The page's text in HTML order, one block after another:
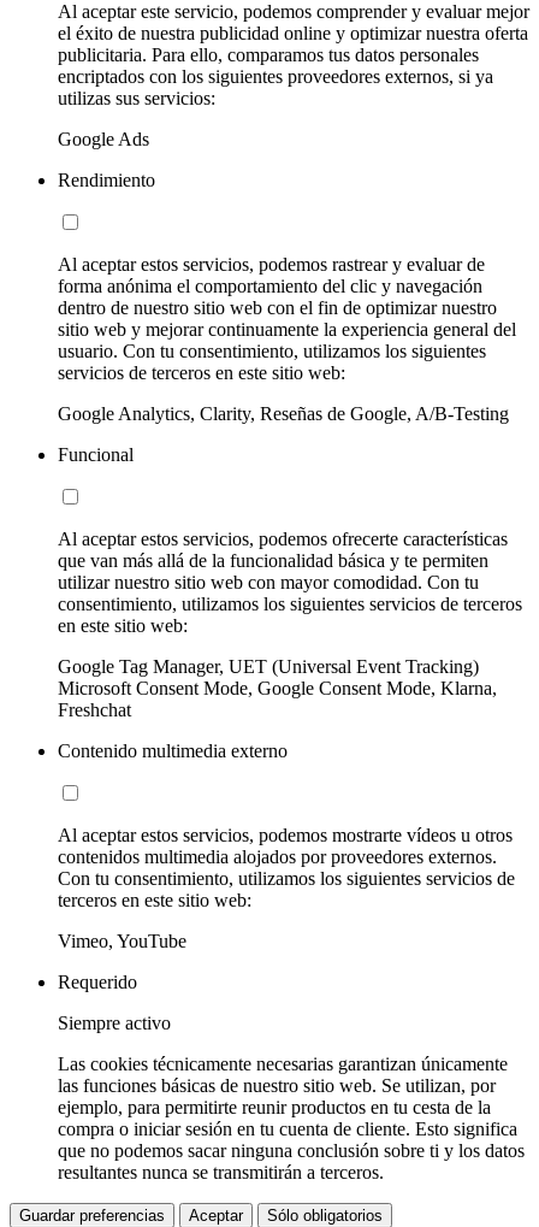
Al aceptar este servicio, podemos comprender y evaluar mejor
el éxito de nuestra publicidad online y optimizar nuestra oferta
publicitaria. Para ello, comparamos tus datos personales
encriptados con los siguientes proveedores externos, si ya
utilizas sus servicios:
Google Ads
Rendimiento
Al aceptar estos servicios, podemos rastrear y evaluar de
forma anónima el comportamiento del clic y navegación
dentro de nuestro sitio web con el fin de optimizar nuestro
sitio web y mejorar continuamente la experiencia general del
usuario. Con tu consentimiento, utilizamos los siguientes
servicios de terceros en este sitio web:
Google Analytics, Clarity, Reseñas de Google, A/B-Testing
Funcional
Al aceptar estos servicios, podemos ofrecerte características
que van más allá de la funcionalidad básica y te permiten
utilizar nuestro sitio web con mayor comodidad. Con tu
consentimiento, utilizamos los siguientes servicios de terceros
en este sitio web:
Google Tag Manager, UET (Universal Event Tracking)
Microsoft Consent Mode, Google Consent Mode, Klarna,
Freshchat
Contenido multimedia externo
Al aceptar estos servicios, podemos mostrarte vídeos u otros
contenidos multimedia alojados por proveedores externos.
Con tu consentimiento, utilizamos los siguientes servicios de
terceros en este sitio web:
Vimeo, YouTube
Requerido
Siempre activo
Las cookies técnicamente necesarias garantizan únicamente
las funciones básicas de nuestro sitio web. Se utilizan, por
ejemplo, para permitirte reunir productos en tu cesta de la
compra o iniciar sesión en tu cuenta de cliente. Esto significa
que no podemos sacar ninguna conclusión sobre ti y los datos
resultantes nunca se transmitirán a terceros.
Guardar preferencias Aceptar Sólo obligatorios